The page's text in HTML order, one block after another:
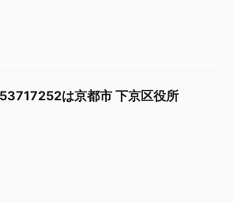
は京都市 下京区役所